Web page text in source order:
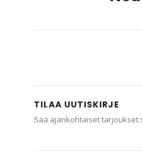
TILAA UUTISKIRJE
Saa ajankohtaiset tarjoukset